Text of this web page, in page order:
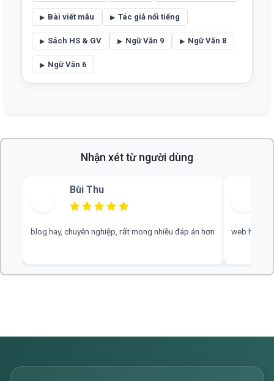
Bài viết mẫu Tác giả nổi tiếng
Sách HS & GV Ngữ Văn 9 Ngữ Văn 8
Ngữ Văn 6
Nhận xét từ người dùng
Bùi Thu
blog hay, chuyên nghiệp, rất mong nhiều đáp án hơn web hay,